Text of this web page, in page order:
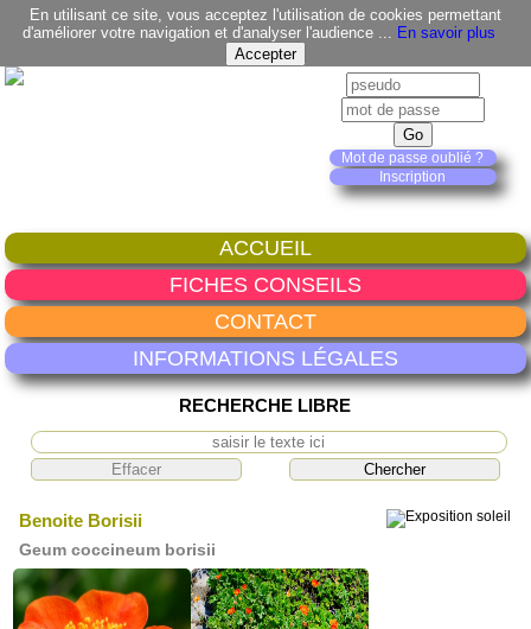
En utilisant ce site, vous acceptez l'utilisation de cookies permettant
d'améliorer votre navigation et d'analyser l'audience ... En savoir plus
Mot de passe oublié ?
Inscription
ACCUEIL
FICHES CONSEILS
CONTACT
INFORMATIONS LÉGALES
RECHERCHE LIBRE
Benoite Borisii
Geum coccineum borisii